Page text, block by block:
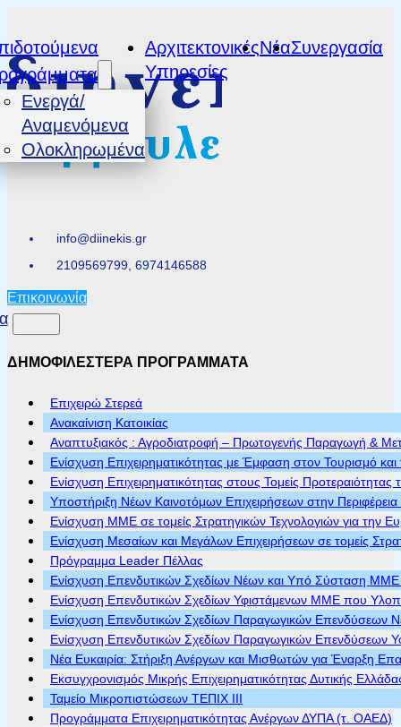
info@diinekis.gr
2109569799, 6974146588
Επικοινωνία
Ενεργά/
Αναμενόμενα
Ολοκληρωμένα
Αρχιτεκτονικές
Υπηρεσίες
ΝέαΣυνεργασία
ΔΗΜΟΦΙΛΕΣΤΕΡΑ ΠΡΟΓΡΑΜΜΑΤΑ
Επιχειρώ Στερεά
Ανακαίνιση Κατοικίας
Αναπτυξιακός : Αγροδιατροφή – Πρωτογενής Παραγωγή &
Ενίσχυση Επιχειρηματικότητας με Έμφαση στον Τουρισμό
Ενίσχυση Επιχειρηματικότητας στους Τομείς Προτεραιότητας
Υποστήριξη Νέων Καινοτόμων Επιχειρήσεων στην
Ενίσχυση ΜΜΕ σε τομείς Στρατηγικών Τεχνολογιών για την
Ενίσχυση Μεσαίων και Μεγάλων Επιχειρήσεων σε τομείς
Πρόγραμμα Leader Πέλλας
Ενίσχυση Επενδυτικών Σχεδίων Νέων και Υπό Σύσταση ΜΜΕ
Ενίσχυση Επενδυτικών Σχεδίων Υφιστάμενων ΜΜΕ που
Ενίσχυση Επενδυτικών Σχεδίων Παραγωγικών Επενδύσεων
Ενίσχυση Επενδυτικών Σχεδίων Παραγωγικών Επενδύσεων
Νέα Ευκαιρία: Στήριξη Ανέργων και Μισθωτών για Έναρξη
Εκσυγχρονισμός Μικρής Επιχειρηματικότητας Δυτικής
Ταμείο Μικροπιστώσεων ΤΕΠΙΧ ΙΙΙ
Προγράμματα Επιχειρηματικότητας Ανέργων ΔΥΠΑ (τ. ΟΑΕΔ)